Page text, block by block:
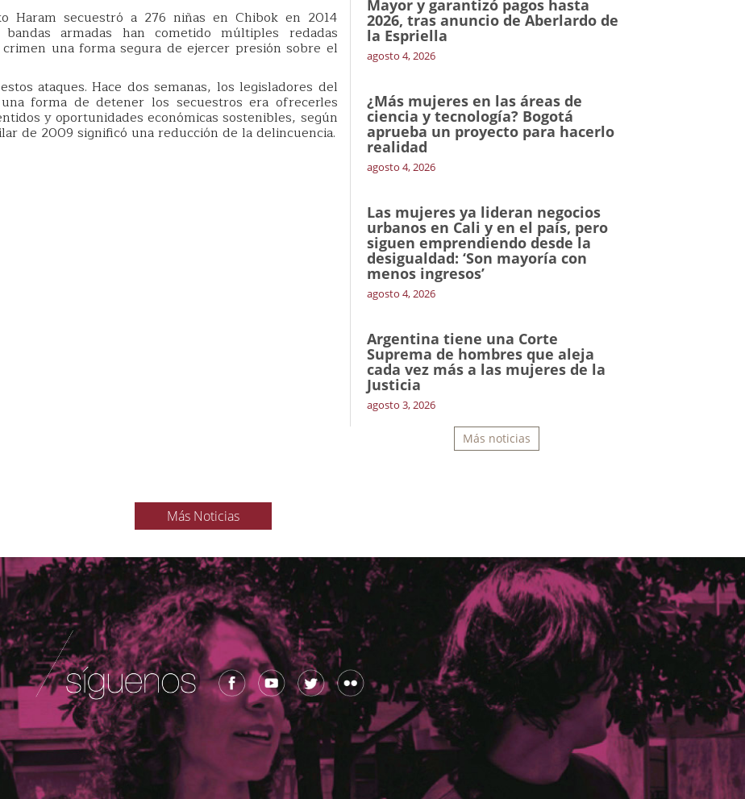
Haram secuestró a 276 niñas en Chibok en 2014
armadas han cometido múltiples redadas
una forma segura de ejercer presión sobre el
ataques. Hace dos semanas, los legisladores del
forma de detener los secuestros era ofrecerles
y oportunidades económicas sostenibles, según
de 2009 significó una reducción de la delincuencia.
Mayor y garantizó pagos hasta
2026, tras anuncio de Aberlardo de
la Espriella
agosto 4, 2026
¿Más mujeres en las áreas de
ciencia y tecnología? Bogotá
aprueba un proyecto para hacerlo
realidad
agosto 4, 2026
Las mujeres ya lideran negocios
urbanos en Cali y en el país, pero
siguen emprendiendo desde la
desigualdad: ‘Son mayoría con
menos ingresos’
agosto 4, 2026
Argentina tiene una Corte
Suprema de hombres que aleja
cada vez más a las mujeres de la
Justicia
agosto 3, 2026
Más noticias
Más Noticias